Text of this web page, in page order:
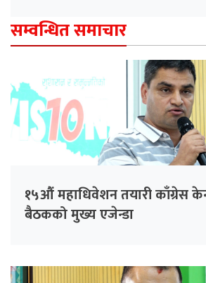
सम्वन्धित समाचार
१५औं महाधिवेशन तयारी काँग्रेस
बैठकको मुख्य एजेन्डा